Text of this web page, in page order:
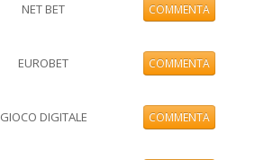
NET BET COMMENTA
EUROBET COMMENTA
GIOCO DIGITALE COMMENTA